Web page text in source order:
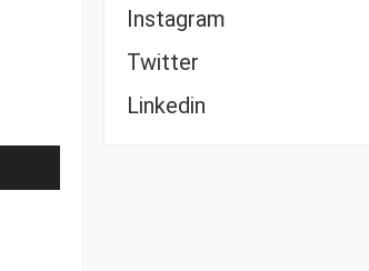
Instagram
Twitter
Linkedin